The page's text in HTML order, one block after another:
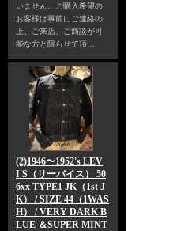
いません。ご購入希望の
お客様は事前にご連絡の
上、ご来店、ご商談が可
能な方と限らせて頂…
(2)1946〜1952's LEV
I'S（リーバイス） 50
6xx TYPE1 JK（1st J
K） / SIZE 44（1WAS
H） / VERY DARK B
LUE ＆SUPER MINT